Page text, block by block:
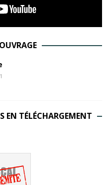
EN TÉLÉCHARGEMENT